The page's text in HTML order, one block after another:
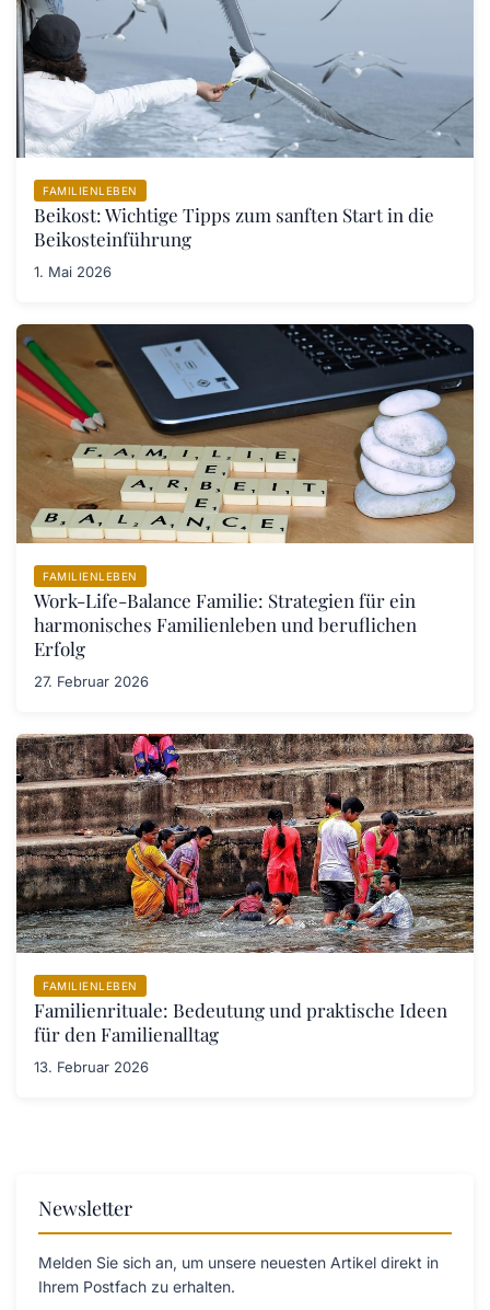
FAMILIENLEBEN
Beikost: Wichtige Tipps zum sanften Start in die
Beikosteinführung
1. Mai 2026
FAMILIENLEBEN
Work-Life-Balance Familie: Strategien für ein
harmonisches Familienleben und beruflichen
Erfolg
27. Februar 2026
FAMILIENLEBEN
Familienrituale: Bedeutung und praktische Ideen
für den Familienalltag
13. Februar 2026
Newsletter
Melden Sie sich an, um unsere neuesten Artikel direkt in
Ihrem Postfach zu erhalten.